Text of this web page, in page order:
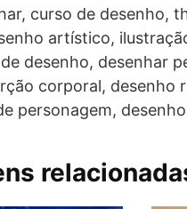
curso de desenho,
artístico,
desenho, desenhar
corporal, desenho
personagem,